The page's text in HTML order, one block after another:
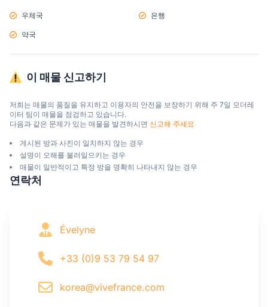
우체국 은행
약국
이 매물 신고하기
저희는 매물의 품질을 유지하고 이용자의 안전을 보장하기 위해 주 7일 모더레
이터 팀이 매물을 점검하고 있습니다.
다음과 같은 문제가 있는 매물을 발견하시면 신고해 주세요
게시된 방과 사진이 일치하지 않는 경우
설명이 오해를 불러일으키는 경우
매물이 일반적이고 특정 방을 명확히 나타내지 않는 경우
연락처
Évelyne
+33 (0)9 53 79 54 97
korea@vivefrance.com